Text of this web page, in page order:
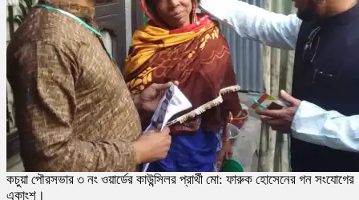
কচুয়া পৌরসভার ৩ নং ওয়ার্ডের কাউন্সিলর প্রার্থী মো: ফারুক হোসেনের গন সংযোগের
একাংশ।